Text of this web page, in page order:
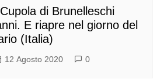
di Brunelleschi
E riapre nel giorno del
(Italia)
12 Agosto 2020 0